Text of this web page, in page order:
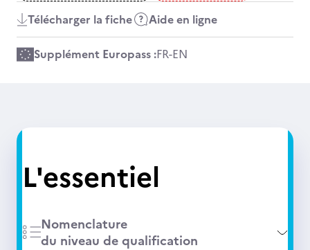
Télécharger la fiche Aide en ligne
Supplément Europass :FR-EN
L'essentiel
Nomenclature
du niveau de qualification